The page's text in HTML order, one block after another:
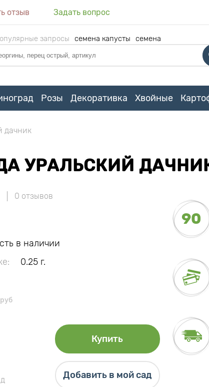
отзыв Задать вопрос
запросы семена капусты семена
Розы Декоративка Хвойные
дачник
УРАЛЬСКИЙ
0 отзывов
в наличии
0.25 г.
руб
Купить
Добавить в мой сад
90